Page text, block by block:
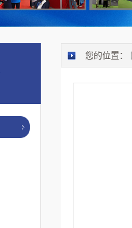
您的位置：